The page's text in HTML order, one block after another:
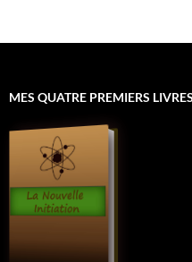
MES QUATRE PREMIERS LIVRES